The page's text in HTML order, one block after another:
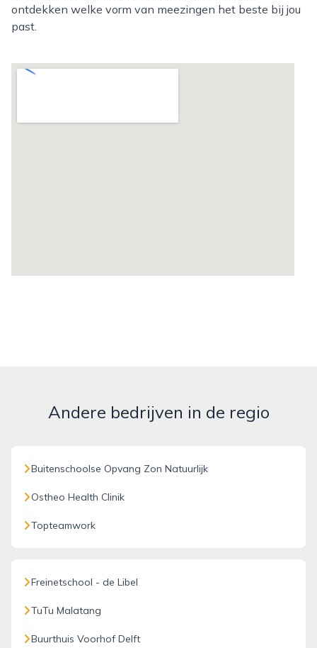
ontdekken welke vorm van meezingen het beste bij jou
past.
Andere bedrijven in de regio
Buitenschoolse Opvang Zon Natuurlijk
Ostheo Health Clinik
Topteamwork
Freinetschool - de Libel
TuTu Malatang
Buurthuis Voorhof Delft